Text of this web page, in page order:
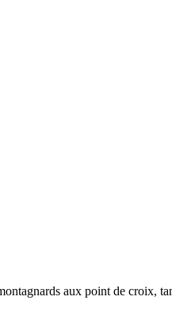
aux point de croix,